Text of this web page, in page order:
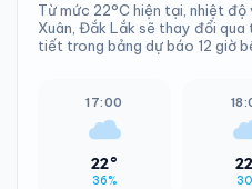
Từ mức 22°C hiện tại, nhiệt độ
Xuân, Đắk Lắk sẽ thay đổi
tiết trong bảng dự báo 12 giờ
17:00
22°
36%